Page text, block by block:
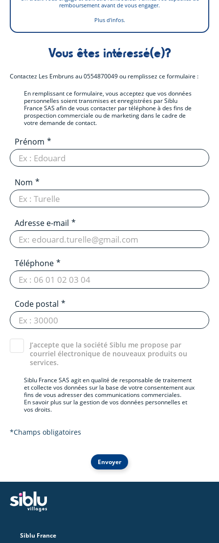
remboursement avant de vous engager.
Plus d'infos.
Vous êtes intéressé(e)?
Contactez Les Embrunsau0554870049ou remplissez ce formulaire :
En remplissant ce formulaire, vous acceptez que vos données
personnelles soient transmises et enregistrées par Siblu
France SAS afin de vous contacter par téléphone à des fins de
prospection commerciale ou de marketing dans le cadre de
votre demande de contact.
Prénom
Nom
Adresse e-mail
Téléphone
Code postal
J’accepte que la société Siblu me propose par
courriel électronique de nouveaux produits ou
services.
Siblu France SAS agit en qualité de responsable de traitement
et collecte vos données sur la base de votre consentement aux
fins de vous adresser des communications commerciales.
En savoir plus sur la gestion de vos données personnelles et
vos droits.
*Champs obligatoires
Envoyer
Siblu France